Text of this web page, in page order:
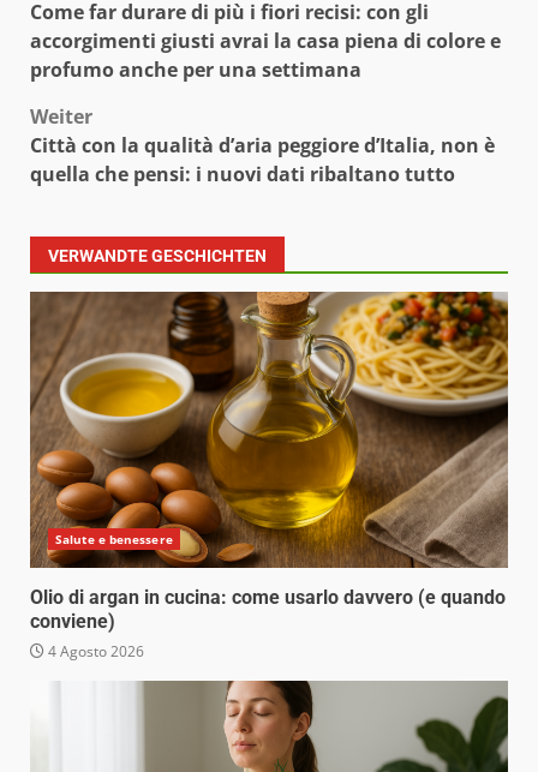
Come far durare di più i fiori recisi: con gli
accorgimenti giusti avrai la casa piena di colore e
profumo anche per una settimana
Weiter
Città con la qualità d’aria peggiore d’Italia, non è
quella che pensi: i nuovi dati ribaltano tutto
VERWANDTE GESCHICHTEN
Salute e benessere
Olio di argan in cucina: come usarlo davvero (e quando
conviene)
4 Agosto 2026